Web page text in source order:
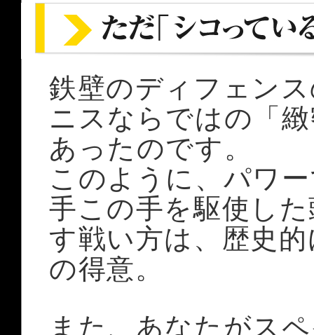
鉄壁のディフェン
ニスならではの「
あったのです。
このように、パワ
手この手を駆使し
す戦い方は、歴史
の得意。
また、あなたがス